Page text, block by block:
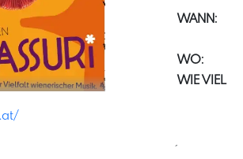
WANN:
WO:
WIE VIEL
´